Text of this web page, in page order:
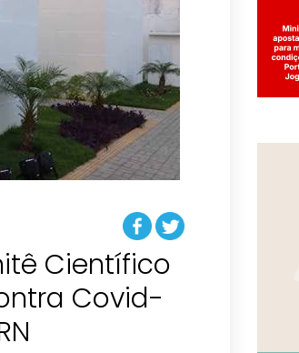
Científico
Covid-